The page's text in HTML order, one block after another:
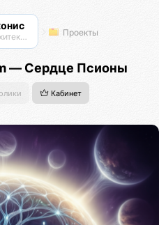
Инженер-архитектор Проекты
— Сердце Псионы
Кабинет